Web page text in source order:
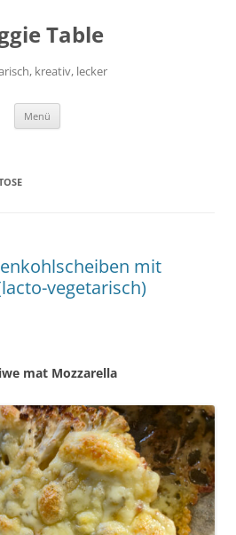
Table
kreativ, lecker
Menü
mit
vegetarisch)
mat Mozzarella